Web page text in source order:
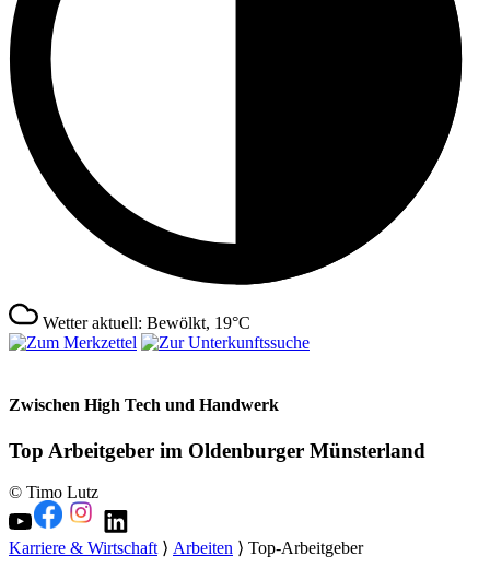
Wetter aktuell: Bewölkt, 19°C
Zwischen High Tech und Handwerk
Top Arbeitgeber im Oldenburger Münsterland
© Timo Lutz
Karriere & Wirtschaft⟩ Arbeiten ⟩ Top-Arbeitgeber